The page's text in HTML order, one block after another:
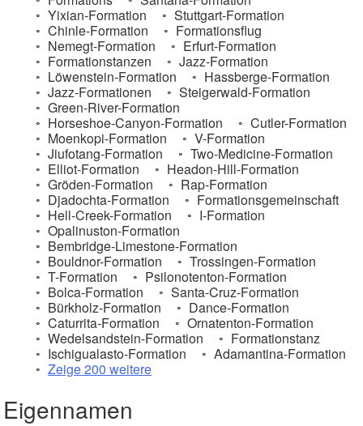
Yixian-Formation
Stuttgart-Formation
Chinle-Formation
Formationsflug
Nemegt-Formation
Erfurt-Formation
Formationstanzen
Jazz-Formation
Löwenstein-Formation
Hassberge-Formation
Jazz-Formationen
Steigerwald-Formation
Green-River-Formation
Horseshoe-Canyon-Formation
Cutler-Formation
Moenkopi-Formation
V-Formation
Jiufotang-Formation
Two-Medicine-Formation
Elliot-Formation
Headon-Hill-Formation
Gröden-Formation
Rap-Formation
Djadochta-Formation
Formationsgemeinschaft
Hell-Creek-Formation
I-Formation
Opalinuston-Formation
Bembridge-Limestone-Formation
Bouldnor-Formation
Trossingen-Formation
T-Formation
Psilonotenton-Formation
Bolca-Formation
Santa-Cruz-Formation
Bürkholz-Formation
Dance-Formation
Caturrita-Formation
Ornatenton-Formation
Wedelsandstein-Formation
Formationstanz
Ischigualasto-Formation
Adamantina-Formation
Zeige 200 weitere
Eigennamen